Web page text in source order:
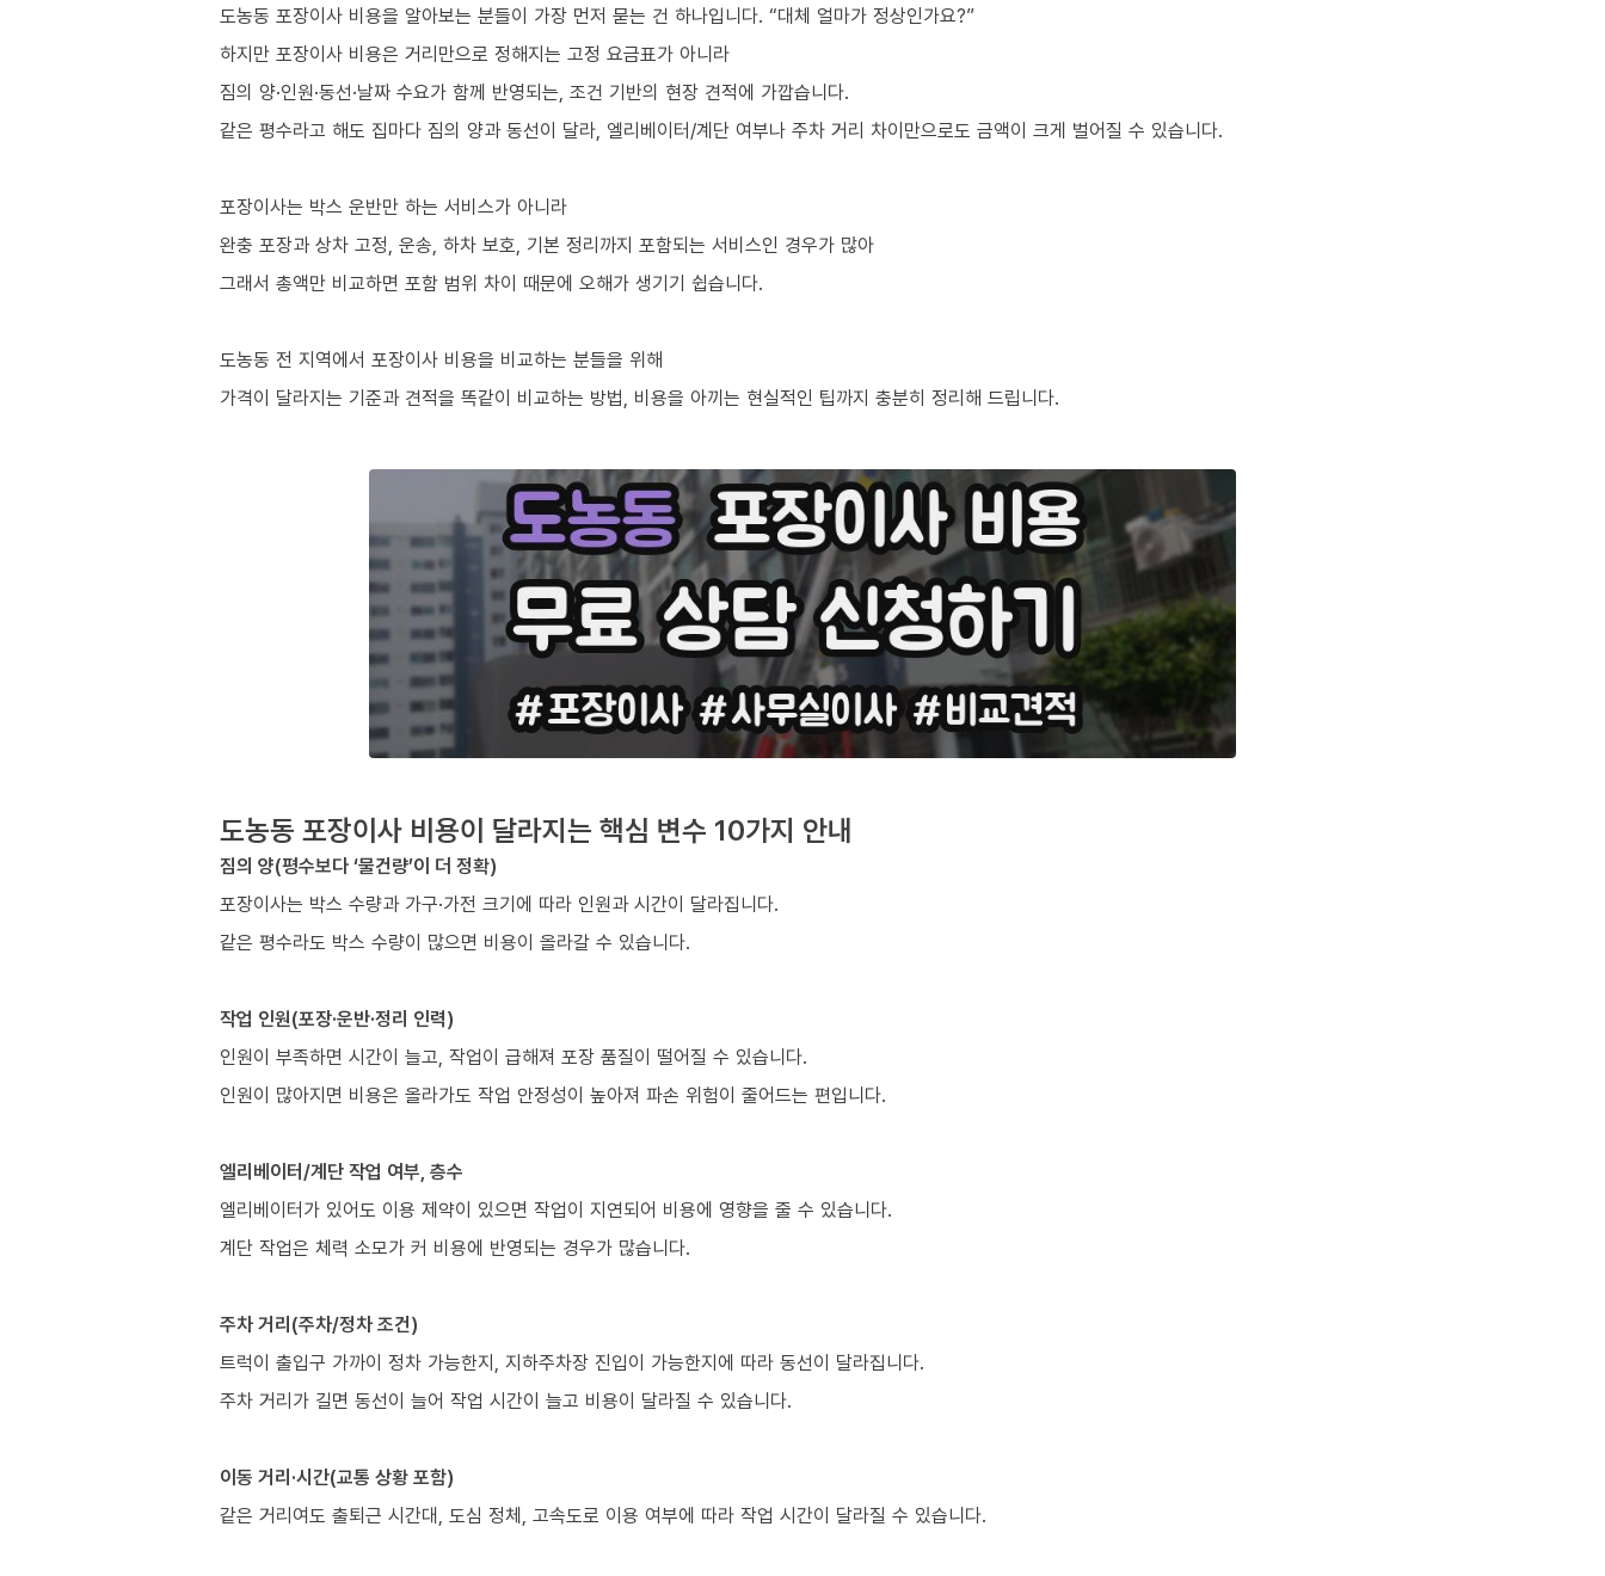
도농동 포장이사 비용을 알아보는 분들이 가장 먼저 묻는 건 하나입니다. “대체 얼마가 정상인가요?”
하지만 포장이사 비용은 거리만으로 정해지는 고정 요금표가 아니라
짐의 양·인원·동선·날짜 수요가 함께 반영되는, 조건 기반의 현장 견적에 가깝습니다.
같은 평수라고 해도 집마다 짐의 양과 동선이 달라, 엘리베이터/계단 여부나 주차 거리 차이만으로도 금액이 크게 벌어질 수 있습니다.
포장이사는 박스 운반만 하는 서비스가 아니라
완충 포장과 상차 고정, 운송, 하차 보호, 기본 정리까지 포함되는 서비스인 경우가 많아
그래서 총액만 비교하면 포함 범위 차이 때문에 오해가 생기기 쉽습니다.
도농동 전 지역에서 포장이사 비용을 비교하는 분들을 위해
가격이 달라지는 기준과 견적을 똑같이 비교하는 방법, 비용을 아끼는 현실적인 팁까지 충분히 정리해 드립니다.
도농동 포장이사 비용이 달라지는 핵심 변수 10가지 안내
짐의 양(평수보다 ‘물건량’이 더 정확)
포장이사는 박스 수량과 가구·가전 크기에 따라 인원과 시간이 달라집니다.
같은 평수라도 박스 수량이 많으면 비용이 올라갈 수 있습니다.
작업 인원(포장·운반·정리 인력)
인원이 부족하면 시간이 늘고, 작업이 급해져 포장 품질이 떨어질 수 있습니다.
인원이 많아지면 비용은 올라가도 작업 안정성이 높아져 파손 위험이 줄어드는 편입니다.
엘리베이터/계단 작업 여부, 층수
엘리베이터가 있어도 이용 제약이 있으면 작업이 지연되어 비용에 영향을 줄 수 있습니다.
계단 작업은 체력 소모가 커 비용에 반영되는 경우가 많습니다.
주차 거리(주차/정차 조건)
트럭이 출입구 가까이 정차 가능한지, 지하주차장 진입이 가능한지에 따라 동선이 달라집니다.
주차 거리가 길면 동선이 늘어 작업 시간이 늘고 비용이 달라질 수 있습니다.
이동 거리·시간(교통 상황 포함)
같은 거리여도 출퇴근 시간대, 도심 정체, 고속도로 이용 여부에 따라 작업 시간이 달라질 수 있습니다.